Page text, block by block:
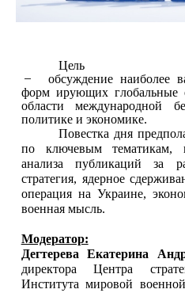
Цель
̶
обсуждениенаиболее в
форм ирующихглобальные
области международной
политике и экономике.
Повестка дня
по ключевым тематикам,
анализа публикаций за
стратегия, ядерное
операция на Украине,
военная мысль.
Модератор:
Дегтерева Екатерина
директора Центра
Института мировой